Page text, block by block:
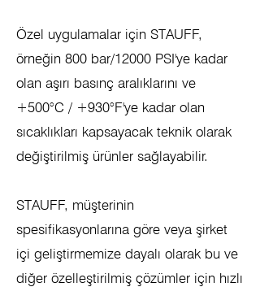
Özel uygulamalar için STAUFF,
örneğin 800 bar/12000 PSI'ye kadar
olan aşırı basınç aralıklarını ve
+500°C / +930°F'ye kadar olan
sıcaklıkları kapsayacak teknik olarak
değiştirilmiş ürünler sağlayabilir.
STAUFF, müşterinin
spesifikasyonlarına göre veya şirket
içi geliştirmemize dayalı olarak bu ve
diğer özelleştirilmiş çözümler için hızlı